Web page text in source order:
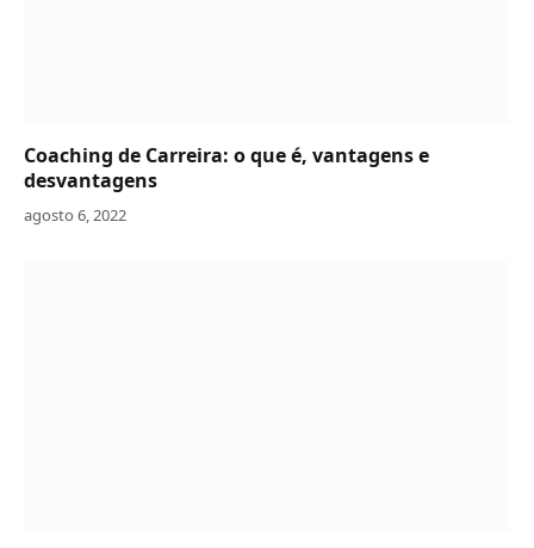
Coaching de Carreira: o que é, vantagens e
desvantagens
agosto 6, 2022